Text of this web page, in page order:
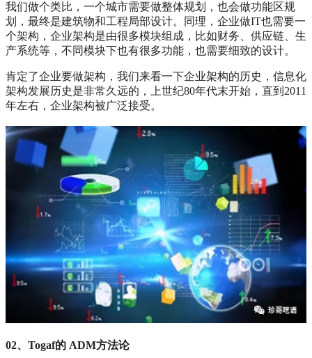
我们做个类比，一个城市需要做整体规划，也会做功能区规
划，最终是建筑物和工程局部设计。同理，企业做IT也需要一
个架构，企业架构是由很多模块组成，比如财务、供应链、生
产系统等，不同模块下也有很多功能，也需要细致的设计。
肯定了企业要做架构，我们来看一下企业架构的历史，信息化
架构发展历史是非常久远的，上世纪80年代末开始，直到2011
年左右，企业架构被广泛接受。
02、Togaf的 ADM方法论